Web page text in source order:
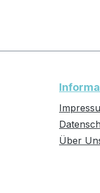
Über